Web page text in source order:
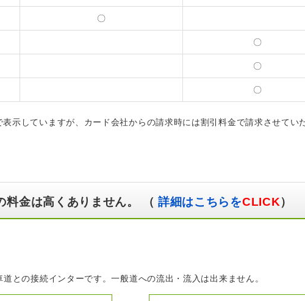
〇
〇
〇
〇
示していますが、カード会社からの請求時には割引料金で請求させてい
料金は高くありません。 （ 詳細はこちらをCLICK）
との接続インターです。一般道への流出・流入は出来ません。